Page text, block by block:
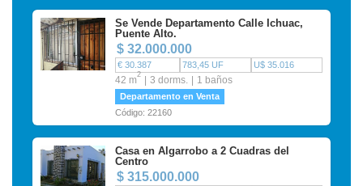
Se Vende Departamento Calle Ichuac,
Puente Alto.
$ 32.000.000
€ 30.387 783,45 UF U$ 35.016
42 m2 3 dorms. 1 baños
Departamento en Venta
Código: 22160
Casa en Algarrobo a 2 Cuadras del
Centro
$ 315.000.000